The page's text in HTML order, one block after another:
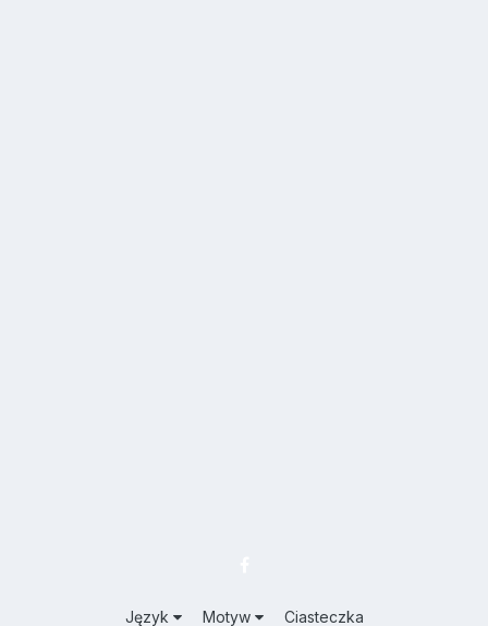
Język Motyw Ciasteczka